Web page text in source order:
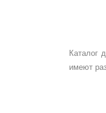
Каталог
имеют